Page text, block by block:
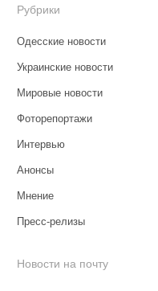
Рубрики
Одесские новости
Украинские новости
Мировые новости
Фоторепортажи
Интервью
Анонсы
Мнение
Пресс-релизы
Новости на почту